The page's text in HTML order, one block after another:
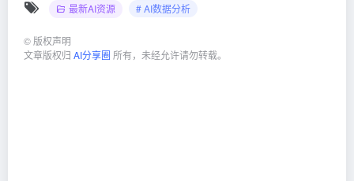
最新AI资源 # AI数据分析
© 版权声明
文章版权归 AI分享圈 所有，未经允许请勿转载。